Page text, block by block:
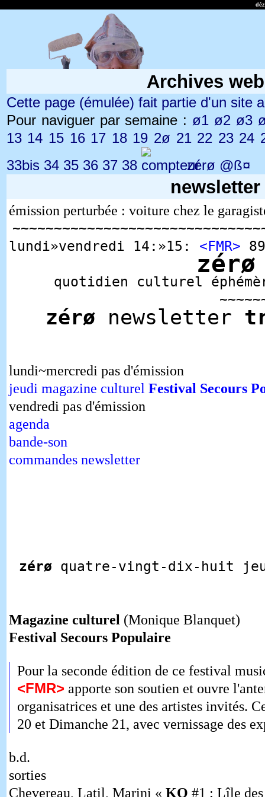
Archives
Cette page (émulée) fait partie d'un site
Pour naviguer par semaine : ø1 ø2 ø3
13 14 15 16 17 18 19 2ø 21 22 23 24
33bis 34 35 36 37 38 zérø @ß¤
newsletter
émission perturbée : voiture chez le
lundi»vendredi 14:»15: <FMR>
zérø
quotidien culturel
zérø newsletter
lundi~mercredi pas d'émission
jeudi magazine culturel Festival Secours
vendredi pas d'émission
agenda
bande-son
commandes newsletter
zérøquatre-vingt-dix-huit
Magazine culturel (Monique Blanquet)
Festival Secours Populaire
Pour la seconde édition de ce festival
<FMR> apporte son soutien et ouvre
organisatrices et une des artistes invités.
20 et Dimanche 21, avec vernissage des
b.d.
sorties
Chevereau, Latil, Marini « KO #1 : Lîle